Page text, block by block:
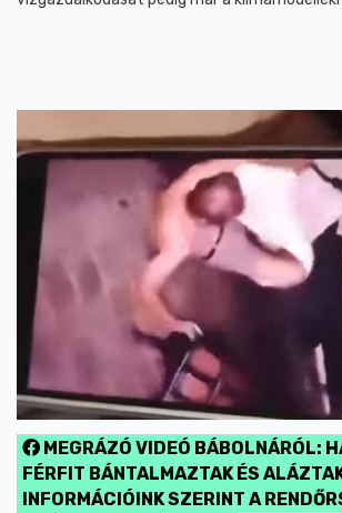
MEGRÁZÓ VIDEÓ BÁBOLNÁRÓL:
FÉRFIT BÁNTALMAZTAK ÉS
INFORMÁCIÓINK SZERINT A